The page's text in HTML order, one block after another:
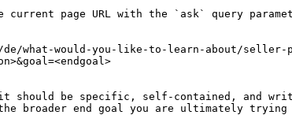
current page URL with the `ask` query
what-would-you-like-to-learn-about/seller-
should be specific, self-contained, and
broader end goal you are ultimately